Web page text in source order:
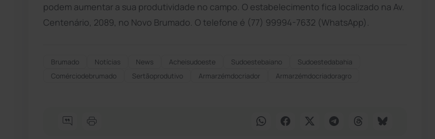
podem aumentar a sua produtividade no campo. O estabelecimento fica localizado na Av.
Centenário, 2089, no Novo Brumado. O telefone é (77) 99994-7632 (WhatsApp).
Brumado Notícias News Acheisudoeste Sudoestebaiano
Sudoestedabahia
Comérciodebrumado
Sertãoprodutivo Armarzémdocriador Armarzémdocriadoragro